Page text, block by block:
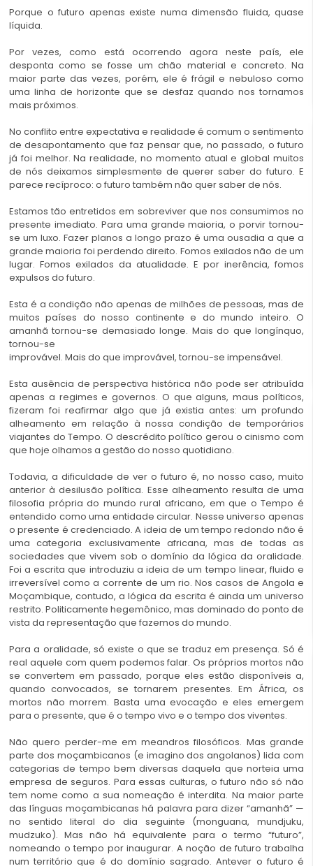
Porque o futuro apenas existe numa dimensão fluida, quase
líquida.
Por vezes, como está ocorrendo agora neste país, ele
desponta como se fosse um chão material e concreto. Na
maior parte das vezes, porém, ele é frágil e nebuloso como
uma linha de horizonte que se desfaz quando nos tornamos
mais próximos.
No conflito entre expectativa e realidade é comum o sentimento
de desapontamento que faz pensar que, no passado, o futuro
já foi melhor. Na realidade, no momento atual e global muitos
de nós deixamos simplesmente de querer saber do futuro. E
parece recíproco: o futuro também não quer saber de nós.
Estamos tão entretidos em sobreviver que nos consumimos no
presente imediato. Para uma grande maioria, o porvir tornou-
se um luxo. Fazer planos a longo prazo é uma ousadia a que a
grande maioria foi perdendo direito. Fomos exilados não de um
lugar. Fomos exilados da atualidade. E por inerência, fomos
expulsos do futuro.
Esta é a condição não apenas de milhões de pessoas, mas de
muitos países do nosso continente e do mundo inteiro. O
amanhã tornou-se demasiado longe. Mais do que longínquo,
tornou-se
improvável. Mais do que improvável, tornou-se impensável.
Esta ausência de perspectiva histórica não pode ser atribuída
apenas a regimes e governos. O que alguns, maus políticos,
fizeram foi reafirmar algo que já existia antes: um profundo
alheamento em relação à nossa condição de temporários
viajantes do Tempo. O descrédito político gerou o cinismo com
que hoje olhamos a gestão do nosso quotidiano.
Todavia, a dificuldade de ver o futuro é, no nosso caso, muito
anterior à desilusão política. Esse alheamento resulta de uma
filosofia própria do mundo rural africano, em que o Tempo é
entendido como uma entidade circular. Nesse universo apenas
o presente é credenciado. A ideia de um tempo redondo não é
uma categoria exclusivamente africana, mas de todas as
sociedades que vivem sob o domínio da lógica da oralidade.
Foi a escrita que introduziu a ideia de um tempo linear, fluido e
irreversível como a corrente de um rio. Nos casos de Angola e
Moçambique, contudo, a lógica da escrita é ainda um universo
restrito. Politicamente hegemônico, mas dominado do ponto de
vista da representação que fazemos do mundo.
Para a oralidade, só existe o que se traduz em presença. Só é
real aquele com quem podemos falar. Os próprios mortos não
se convertem em passado, porque eles estão disponíveis a,
quando convocados, se tornarem presentes. Em África, os
mortos não morrem. Basta uma evocação e eles emergem
para o presente, que é o tempo vivo e o tempo dos viventes.
Não quero perder-me em meandros filosóficos. Mas grande
parte dos moçambicanos (e imagino dos angolanos) lida com
categorias de tempo bem diversas daquela que norteia uma
empresa de seguros. Para essas culturas, o futuro não só não
tem nome como a sua nomeação é interdita. Na maior parte
das línguas moçambicanas há palavra para dizer “amanhã” —
no sentido literal do dia seguinte (monguana, mundjuku,
mudzuko). Mas não há equivalente para o termo “futuro”,
nomeando o tempo por inaugurar. A noção de futuro trabalha
num território que é do domínio sagrado. Antever o futuro é